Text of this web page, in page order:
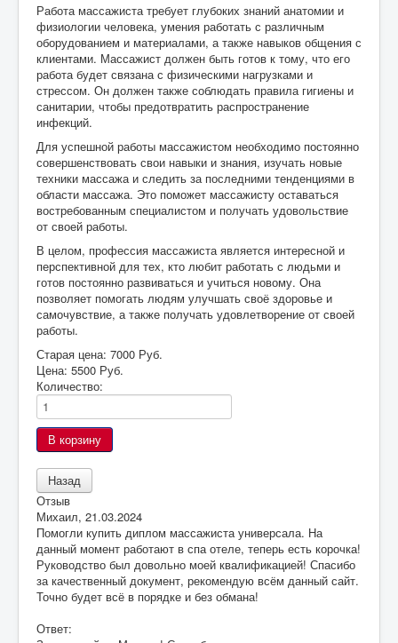
Работа массажиста требует глубоких знаний анатомии и
физиологии человека, умения работать с различным
оборудованием и материалами, а также навыков общения с
клиентами. Массажист должен быть готов к тому, что его
работа будет связана с физическими нагрузками и
стрессом. Он должен также соблюдать правила гигиены и
санитарии, чтобы предотвратить распространение
инфекций.
Для успешной работы массажистом необходимо постоянно
совершенствовать свои навыки и знания, изучать новые
техники массажа и следить за последними тенденциями в
области массажа. Это поможет массажисту оставаться
востребованным специалистом и получать удовольствие
от своей работы.
В целом, профессия массажиста является интересной и
перспективной для тех, кто любит работать с людьми и
готов постоянно развиваться и учиться новому. Она
позволяет помогать людям улучшать своё здоровье и
самочувствие, а также получать удовлетворение от своей
работы.
Старая цена: 7000 Руб.
Цена: 5500 Руб.
Количество:
Отзыв
Михаил, 21.03.2024
Помогли купить диплом массажиста универсала. На
данный момент работают в спа отеле, теперь есть корочка!
Руководство был довольно моей квалификацией! Спасибо
за качественный документ, рекомендую всём данный сайт.
Точно будет всё в порядке и без обмана!
Ответ: